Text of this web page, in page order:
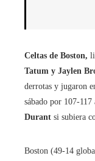
Celtas de Boston,
Tatum y Jaylen
derrotas y jugaron
sábado por 107-
Durant si subiera
Boston (49-14